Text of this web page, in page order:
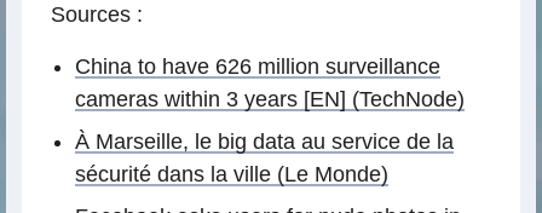
Sources :
China to have 626 million surveillance
cameras within 3 years [EN] (TechNode)
À Marseille, le big data au service de la
sécurité dans la ville (Le Monde)